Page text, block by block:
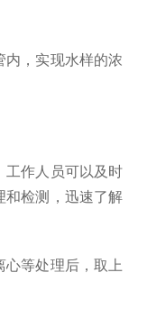
，实现水样的浓
作人员可以及时
和检测，迅速了解
等处理后，取上